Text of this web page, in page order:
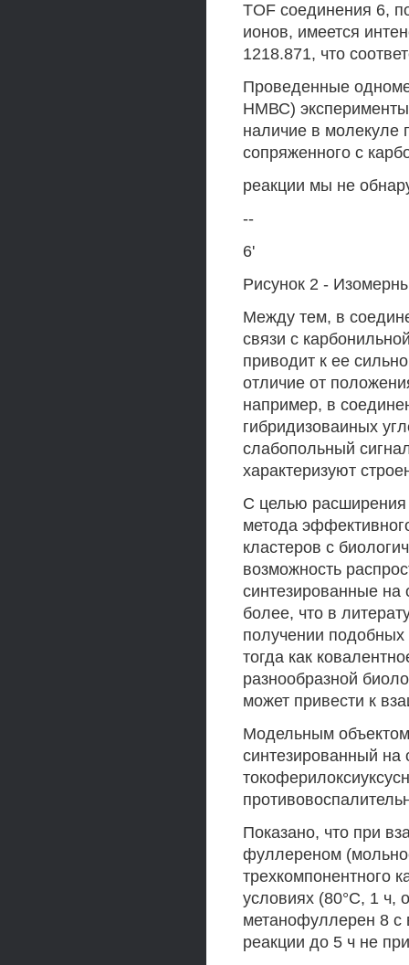
TOF соединения 6,
ионов, имеется
1218.871, что
Проведенные
НМВС)
наличие в молекуле
сопряженного с
реакции мы не
--
6'
Рисунок 2 -
Между тем, в
связи с
приводит к ее
отличие от
например, в
гибридизоваиных
слабопольный
характеризуют
С целью расширения
метода
кластеров с
возможность
синтезированные
более, что в
получении
тогда как
разнообразной
может привести к
Модельным
синтезированный на
Показано, что при
фуллереном
трехкомпонентного
условиях (80°С, 1 ч,
метанофуллерен 8 с
реакции до 5 ч не